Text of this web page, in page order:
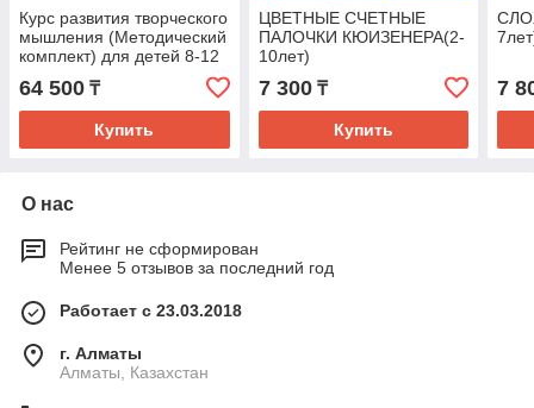
Курс развития творческого
мышления (Методический
комплект) для детей 8-12
лет. Кабинетный вариант
64 500 ₸
Купить
ЦВЕТНЫЕ СЧЕТНЫЕ
ПАЛОЧКИ КЮИЗЕНЕРА(2-
10лет)
7 300₸
Купить
7
О нас
Рейтинг не сформирован
Менее 5 отзывов за последний год
Работает с 23.03.2018
г. Алматы
Алматы, Казахстан